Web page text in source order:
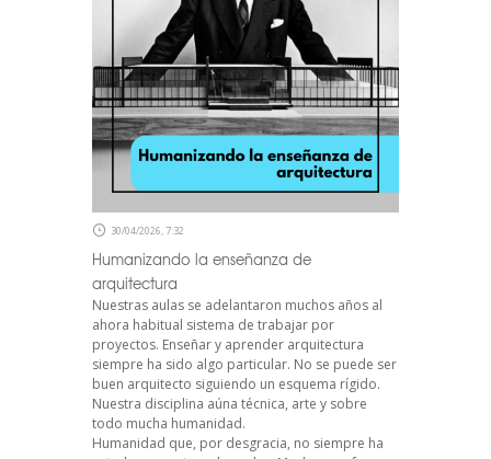
30/04/2026, 7:32
Humanizando la enseñanza de
arquitectura
Nuestras aulas se adelantaron muchos años al
ahora habitual sistema de trabajar por
proyectos. Enseñar y aprender arquitectura
siempre ha sido algo particular. No se puede ser
buen arquitecto siguiendo un esquema rígido.
Nuestra disciplina aúna técnica, arte y sobre
todo mucha humanidad.
Humanidad que, por desgracia, no siempre ha